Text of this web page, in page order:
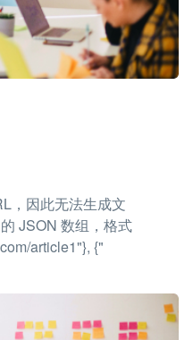
，因此无法生成文
JSON 数组，格式
article1"}, {"